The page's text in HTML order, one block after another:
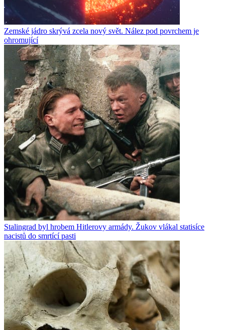
Zemské jádro skrývá zcela nový svět. Nález pod povrchem je
ohromující
Stalingrad byl hrobem Hitlerovy armády. Žukov vlákal statisíce
nacistů do smrtící pasti